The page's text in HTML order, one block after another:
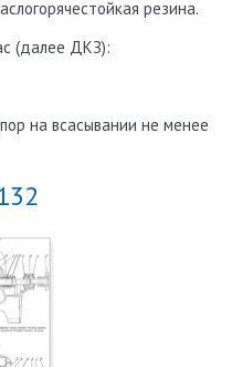
резина.
(далее ДКЗ):
на всасывании не менее